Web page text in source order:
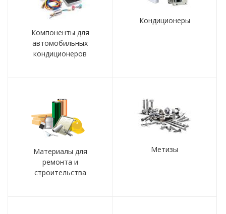
Компоненты для
автомобильных
кондиционеров
Кондиционеры
Материалы для
ремонта и
строительства
Метизы